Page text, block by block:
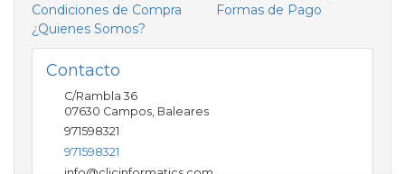
Condiciones de Compra
Formas de Pago
¿Quienes Somos?
Contacto
C/Rambla 36
07630 Campos Baleares
971598321
971598321